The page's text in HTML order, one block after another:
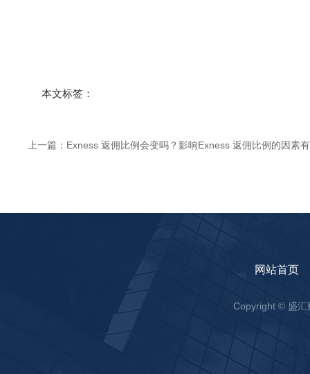
本文标签：
上一篇： Exness 返佣比例会变吗？影响Exness 返佣比例的因素
网站首页
Copyright © 盛